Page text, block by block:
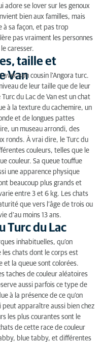
adore se lover sur les genoux
bien aux familles, mais
à sa façon, et pas trop
pas vraiment les personnes
caresser.
taille et
Vanson cousin l’Angora turc.
de leur taille que de leur
du Lac de Van est un chat
à la texture du cachemire, un
et de longues pattes
un museau arrondi, des
ronds. À vrai dire, le Turc du
couleurs, telles que le
couleur. Sa queue touffue
une apparence physique
beaucoup plus grands et
entre 3 et 6 kg. Les chats
que vers l’âge de trois ou
d’au moins 13 ans.
Turc du Lac
inhabituelles, qu’on
les chats dont le corps est
la queue sont colorées.
taches de couleur aléatoires
aussi parfois ce type de
à la présence de ce qu’on
peut apparaître aussi bien chez
les plus courantes sont le
de cette race de couleur
blue tabby, et différentes